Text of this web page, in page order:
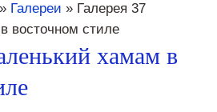
Галереи » Галерея 37
восточном стиле
хамам в